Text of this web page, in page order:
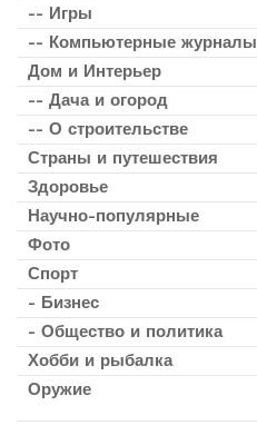
-- Игры
-- Компьютерные журналы
Дом и Интерьер
-- Дача и огород
-- О строительстве
Страны и путешествия
Здоровье
Научно-популярные
Фото
Спорт
- Бизнес
- Общество и политика
Хобби и рыбалка
Оружие